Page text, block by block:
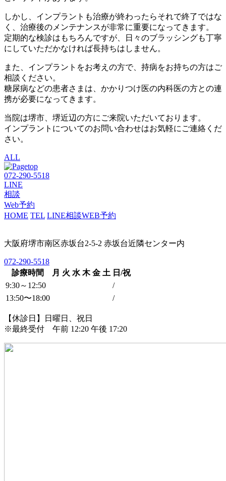
しかし、インプラントも治療が終わったらそれで終了ではな
く、治療後のメンテナンスが非常に重要になってきます。
定期的な検診はもちろんですが、日々のブラッシングも丁寧
にしていただかなければ長持ちはしません。
また、インプラントをお考えの方で、持病をお持ちの方はご
相談ください。
糖尿病などの患者さまは、かかりつけ医の内科医の方との連
携が必要になってきます。
当院は堺市、堺近辺の方にご来院いただいております。
インプラントについてのお問い合わせはお気軽にご連絡くだ
さい。
ALL
072-290-5518
LINE
相談
Web予約
HOME TEL LINE相談WEB予約
大阪府堺市南区赤坂台2-5-2 赤坂台近隣センター内
072-290-5518
診療時間
月 火 水 木 金 土 日/祝
9:30～12:50
/
13:50〜18:00
/
【休診日】日曜日、祝日
※最終受付 午前 12:20 午後 17:20